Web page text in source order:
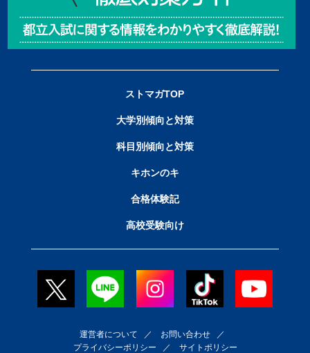
ストマガTOP
大学別傾向と対策
科目別傾向と対策
キホンのキ
合格体験記
高校受験向け
運営者について ／ お問い合わせ／
プライバシーポリシー ／ サイトポリシー